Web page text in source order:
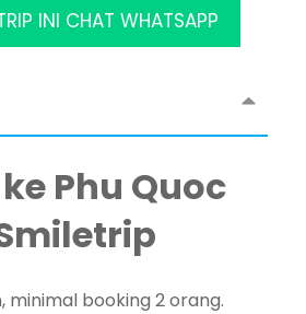
INI CHAT WHATSAPP
Phu Quoc
minimal booking 2 orang.